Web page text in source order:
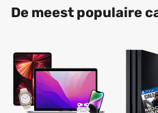
De meest populaire